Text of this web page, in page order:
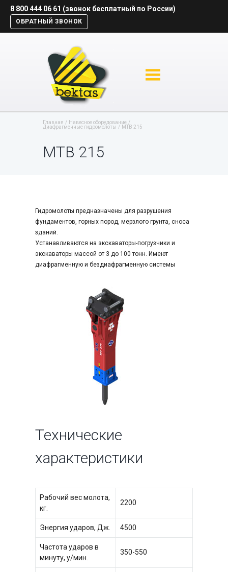
8 800 444 06 61 (звонок бесплатный по России)
ОБРАТНЫЙ ЗВОНОК
Главная
Навесное оборудование
Диафрагменные гидромолоты
MTB 215
MTB 215
Гидромолоты предназначены для разрушения
фундаментов, горных пород, мерзлого грунта, сноса
зданий.
Устанавливаются на экскаваторы-погрузчики и
экскаваторы массой от 3 до 100 тонн. Имеют
диафрагменную и бездиафрагменную системы
Технические
характеристики
Рабочий вес молота,
кг.
2200
Энергия ударов, Дж. 4500
Частота ударов в
минуту, у/мин.
350-550